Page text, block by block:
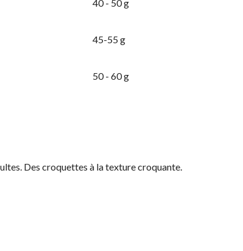
40 - 50 g
45-55 g
50 - 60 g
Des croquettes à la texture croquante.